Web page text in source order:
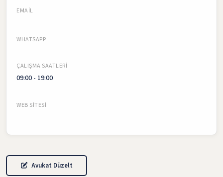
EMAIL
WHATSAPP
ÇALIŞMA SAATLERI
09:00 - 19:00
WEB SITESI
Avukat Düzelt